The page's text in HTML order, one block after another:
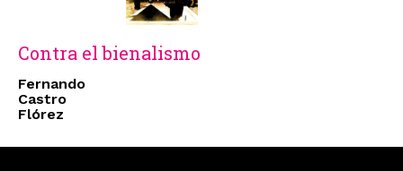
Contra el bienalismo
Fernando
Castro
Flórez